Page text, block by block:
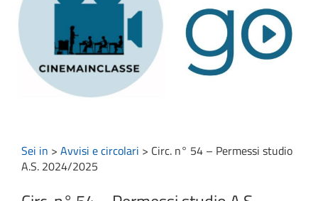
Sei in > Avvisi e circolari > Circ. n° 54 – Permessi studio
A.S. 2024/2025